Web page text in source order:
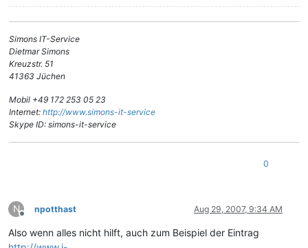
Simons IT-Service
Dietmar Simons
Kreuzstr. 51
41363 Jüchen
Mobil +49 172 253 05 23
Internet: http://www.simons-it-service
Skype ID: simons-it-service
0
N
Offline
npotthast Aug 29, 2007, 9:34 AM
Also wenn alles nicht hilft, auch zum Beispiel der Eintrag